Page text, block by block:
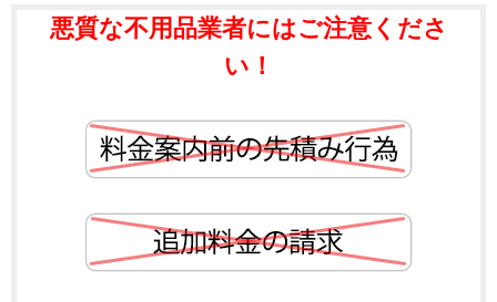
悪質な不用品業者にはご注意くださ
い！